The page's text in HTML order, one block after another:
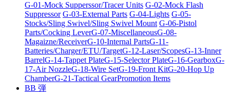
G-01-Mock Supperssor/Tracer Units G-02-Mock Flash
Suppressor G-03-External Parts G-04-Lights G-05-
Stocks/Sling Swivel/Sling Swivel Mount G-06-Pistol
Parts/Cocking LeverG-07-MiscellaneousG-08-
Magaizne/ReceiverG-10-Internal PartsG-11-
Batteries/Charger/ETU/TargetG-12-Laser/ScopesG-13-Inner
BarrelG-14-Tappet PlateG-15-Selector PlateG-16-GearboxG-
17-Air NozzleG-18-Wire SetG-19-Front KitG-20-Hop Up
ChamberG-21-Tactical GearPromotion Items
BB 弾